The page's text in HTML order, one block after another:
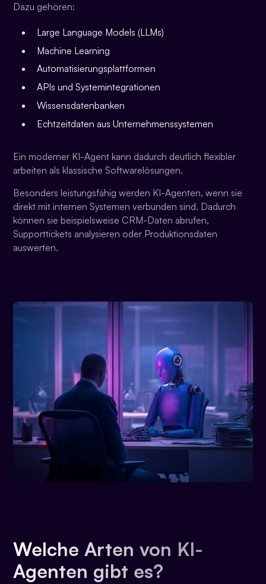
Dazu gehören:
Large Language Models (LLMs)
Machine Learning
Automatisierungsplattformen
APIs und Systemintegrationen
Wissensdatenbanken
Echtzeitdaten aus Unternehmenssystemen
Ein moderner KI-Agent kann dadurch deutlich flexibler
arbeiten als klassische Softwarelösungen.
Besonders leistungsfähig werden KI-Agenten, wenn sie
direkt mit internen Systemen verbunden sind. Dadurch
können sie beispielsweise CRM-Daten abrufen,
Supporttickets analysieren oder Produktionsdaten
auswerten.
Welche Arten von KI-
Agenten gibt es?